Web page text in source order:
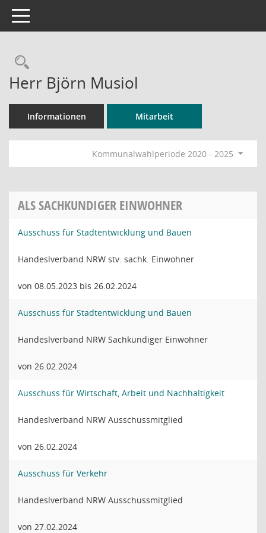
Toggle navigation
Rechercheauswahl
Herr Björn Musiol
Informationen Mitarbeit
Kommunalwahlperiode 2020 - 2025
ALS SACHKUNDIGER EINWOHNER
Ausschuss für Stadtentwicklung und Bauen
Handeslverband NRW stv. sachk. Einwohner
von 08.05.2023 bis 26.02.2024
Ausschuss für Stadtentwicklung und Bauen
Handeslverband NRW Sachkundiger Einwohner
von 26.02.2024
Ausschuss für Wirtschaft, Arbeit und Nachhaltigkeit
Handeslverband NRW Ausschussmitglied
von 26.02.2024
Ausschuss für Verkehr
Handeslverband NRW Ausschussmitglied
von 27.02.2024